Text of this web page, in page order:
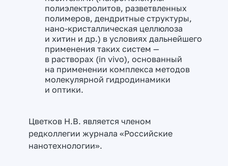
полиэлектролитов, разветвленных
полимеров, дендритные структуры,
нано-кристаллическая целлюлоза
и хитин и др.) в условиях дальнейшего
применения таких систем —
в растворах (in vivo), основанный
на применении комплекса методов
молекулярной гидродинамики
и оптики.
Цветков Н.В. является членом
редколлегии журнала «Российские
нанотехнологии».